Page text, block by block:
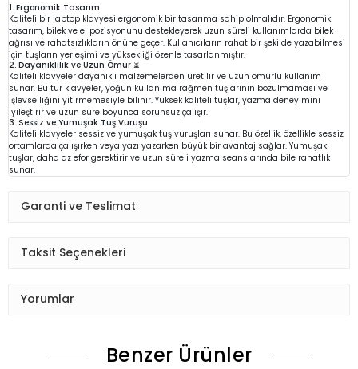
1. Ergonomik Tasarım
Kaliteli bir laptop klavyesi ergonomik bir tasarıma sahip olmalıdır. Ergonomik
tasarım, bilek ve el pozisyonunu destekleyerek uzun süreli kullanımlarda bilek
ağrısı ve rahatsızlıkların önüne geçer. Kullanıcıların rahat bir şekilde yazabilmesi
için tuşların yerleşimi ve yüksekliği özenle tasarlanmıştır.
2. Dayanıklılık ve Uzun Ömür ⏳
Kaliteli klavyeler dayanıklı malzemelerden üretilir ve uzun ömürlü kullanım
sunar. Bu tür klavyeler, yoğun kullanıma rağmen tuşlarının bozulmaması ve
işlevselliğini yitirmemesiyle bilinir. Yüksek kaliteli tuşlar, yazma deneyimini
iyileştirir ve uzun süre boyunca sorunsuz çalışır.
3. Sessiz ve Yumuşak Tuş Vuruşu
Kaliteli klavyeler sessiz ve yumuşak tuş vuruşları sunar. Bu özellik, özellikle sessiz
ortamlarda çalışırken veya yazı yazarken büyük bir avantaj sağlar. Yumuşak
tuşlar, daha az efor gerektirir ve uzun süreli yazma seanslarında bile rahatlık
sunar.
Garanti ve Teslimat
Taksit Seçenekleri
Yorumlar
Benzer Ürünler